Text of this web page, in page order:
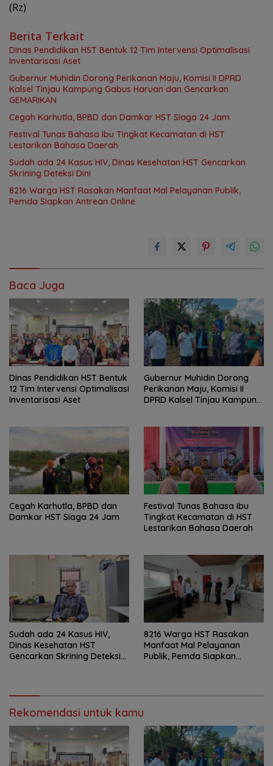
(Rz)
Berita Terkait
Dinas Pendidikan HST Bentuk 12 Tim Intervensi Optimalisasi
Inventarisasi Aset
Gubernur Muhidin Dorong Perikanan Maju, Komisi II DPRD
Kalsel Tinjau Kampung Gabus Haruan dan Gencarkan
GEMARIKAN
Cegah Karhutla, BPBD dan Damkar HST Siaga 24 Jam
Festival Tunas Bahasa Ibu Tingkat Kecamatan di HST
Lestarikan Bahasa Daerah
Sudah ada 24 Kasus HIV, Dinas Kesehatan HST Gencarkan
Skrining Deteksi Dini
8216 Warga HST Rasakan Manfaat Mal Pelayanan Publik,
Pemda Siapkan Antrean Online
Baca Juga
Dinas Pendidikan HST Bentuk
12 Tim Intervensi Optimalisasi
Inventarisasi Aset
Gubernur Muhidin Dorong
Perikanan Maju, Komisi II
DPRD Kalsel Tinjau Kampung
Cegah Karhutla, BPBD dan
Damkar HST Siaga 24 Jam
Festival Tunas Bahasa Ibu
Tingkat Kecamatan di HST
Lestarikan Bahasa Daerah
Sudah ada 24 Kasus HIV,
Dinas Kesehatan HST
Gencarkan Skrining Deteksi
8216 Warga HST Rasakan
Manfaat Mal Pelayanan
Publik, Pemda Siapkan
Rekomendasi untuk kamu